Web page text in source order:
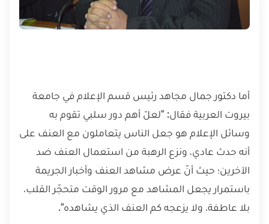
أما دكتور جمال مجاهد رئيس قسم الإعلام في جامعة
بيروت العربية فقال: "لعلّ أهم دور سلبي تقوم به
وسائل الإعلام هو جعل الناس يتعاملون مع العنف على
أنه حدث عادي، ونزع الرهبة من استعمال العنف ضد
الآخرين؛ حيث أنّ عرض مشاهد العنف وأخبار الجريمة
باستمرار يجعل المشاهد مع مرور الوقت متحجّر القلب،
بلا عاطفة، ولا يزعجه كم العنف الذي يشاهده".